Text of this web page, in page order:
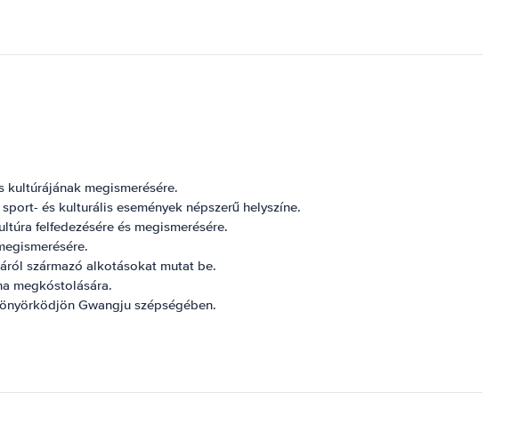
kultúrájának megismerésére.
és kulturális események népszerű helyszíne.
felfedezésére és megismerésére.
származó alkotásokat mutat be.
megkóstolására.
Gwangju szépségében.